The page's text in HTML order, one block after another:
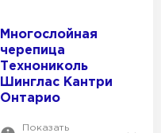
Многослойная
черепица
Технониколь
Шинглас Кантри
Онтарио
Показать